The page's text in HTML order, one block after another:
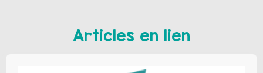
Articles en lien